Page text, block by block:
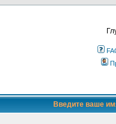
Введите ваше